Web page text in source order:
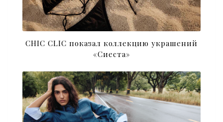
CHIC CLIC показал коллекцию украшений
«Сиеста»